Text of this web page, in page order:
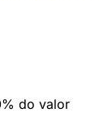
do valor